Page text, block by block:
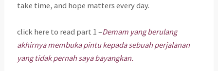
take time, and hope matters every day.
click here to read part 1 –Demam yang berulang
akhirnya membuka pintu kepada sebuah perjalanan
yang tidak pernah saya bayangkan.